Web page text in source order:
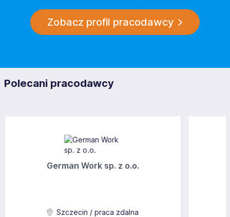
Zobacz profil pracodawcy
Polecani pracodawcy
German Work sp. z o.o.
Szczecin / praca zdalna